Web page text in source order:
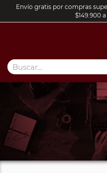
Envío gratis por compras
$149.900